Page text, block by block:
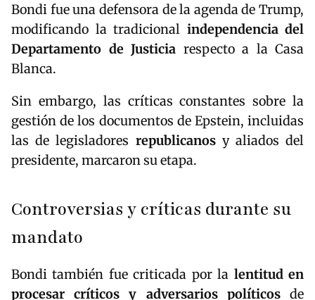
Bondi fue una defensora de la agenda de Trump,
modificando la tradicional independencia del
Departamento de Justicia respecto a la Casa
Blanca.
Sin embargo, las críticas constantes sobre la
gestión de los documentos de Epstein, incluidas
las de legisladores republicanosy aliados del
presidente, marcaron su etapa.
Controversias y críticas durante su
mandato
Bondi también fue criticada por la lentitud en
procesar críticos y adversarios políticosde